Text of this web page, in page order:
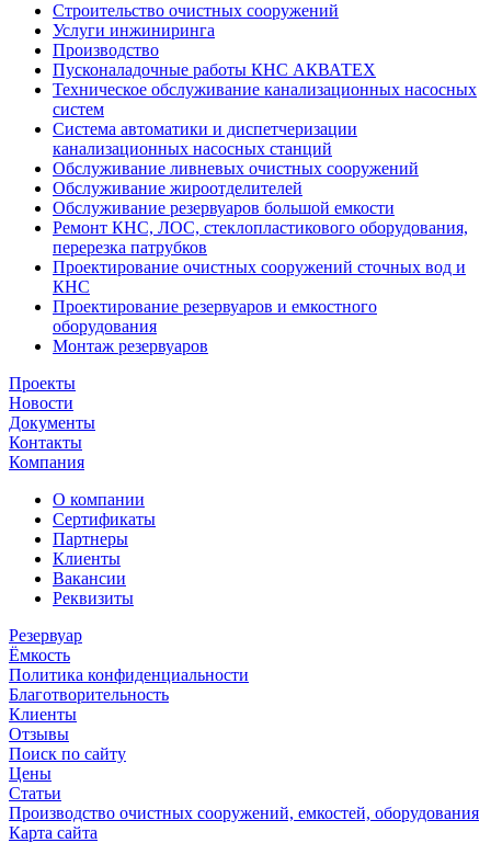
Строительство очистных сооружений
Услуги инжиниринга
Производство
Пусконаладочные работы КНС АКВАТЕХ
Техническое обслуживание канализационных насосных
систем
Система автоматики и диспетчеризации
канализационных насосных станций
Обслуживание ливневых очистных сооружений
Обслуживание жироотделителей
Обслуживание резервуаров большой емкости
Ремонт КНС, ЛОС, стеклопластикового оборудования,
перерезка патрубков
Проектирование очистных сооружений сточных вод и
КНС
Проектирование резервуаров и емкостного
оборудования
Монтаж резервуаров
Проекты
Новости
Документы
Контакты
Компания
О компании
Сертификаты
Партнеры
Клиенты
Вакансии
Реквизиты
Резервуар
Ёмкость
Политика конфиденциальности
Благотворительность
Клиенты
Отзывы
Поиск по сайту
Цены
Статьи
Производство очистных сооружений, емкостей, оборудования
Карта сайта